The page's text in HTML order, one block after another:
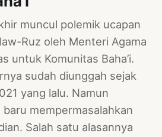
muncul polemik ucapan
Ruz oleh Menteri Agama
untuk Komunitas Baha’i.
sudah diunggah sejak
yang lalu. Namun
mempermasalahkan
Salah satu alasannya